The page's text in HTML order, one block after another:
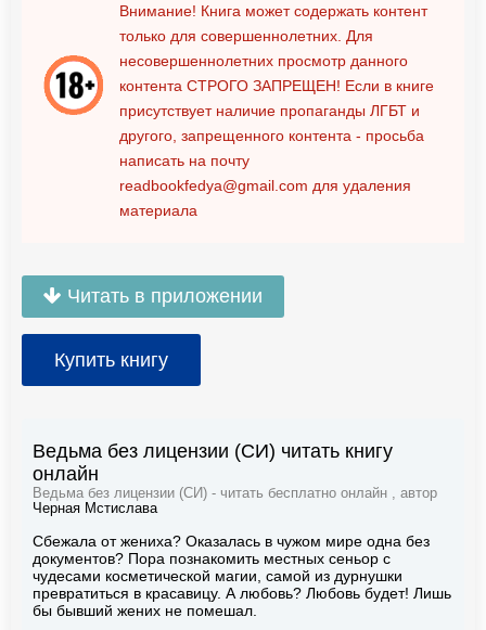
Внимание! Книга может содержать контент
только для совершеннолетних. Для
несовершеннолетних просмотр данного
контента СТРОГО ЗАПРЕЩЕН! Если в книге
присутствует наличие пропаганды ЛГБТ и
другого, запрещенного контента - просьба
написать на почту
readbookfedya@gmail.com для удаления
материала
Читать в приложении
Купить книгу
Ведьма без лицензии (СИ) читать книгу
онлайн
Ведьма без лицензии (СИ) - читать бесплатно онлайн , автор
Черная Мстислава
Сбежала от жениха? Оказалась в чужом мире одна без
документов? Пора познакомить местных сеньор с
чудесами косметической магии, самой из дурнушки
превратиться в красавицу. А любовь? Любовь будет! Лишь
бы бывший жених не помешал.